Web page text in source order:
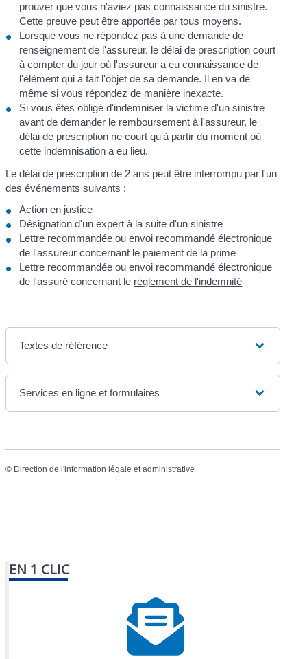
prouver que vous n'aviez pas connaissance du sinistre.
Cette preuve peut être apportée par tous moyens.
Lorsque vous ne répondez pas à une demande de
renseignement de l'assureur, le délai de prescription court
à compter du jour où l'assureur a eu connaissance de
l'élément qui a fait l'objet de sa demande. Il en va de
même si vous répondez de manière inexacte.
Si vous êtes obligé d'indemniser la victime d'un sinistre
avant de demander le remboursement à l'assureur, le
délai de prescription ne court qu'à partir du moment où
cette indemnisation a eu lieu.
Le délai de prescription de 2 ans peut être interrompu par l'un
des événements suivants :
Action en justice
Désignation d'un expert à la suite d'un sinistre
Lettre recommandée ou envoi recommandé électronique
de l'assureur concernant le paiement de la prime
Lettre recommandée ou envoi recommandé électronique
de l'assuré concernant le règlement de l'indemnité
Textes de référence
Services en ligne et formulaires
© Direction de l'information légale et administrative
EN 1 CLIC